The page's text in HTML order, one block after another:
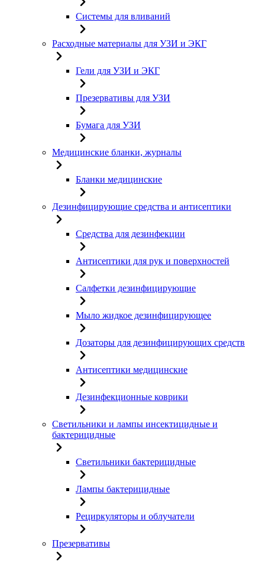
Системы для вливаний
Расходные материалы для УЗИ и ЭКГ
Гели для УЗИ и ЭКГ
Презервативы для УЗИ
Бумага для УЗИ
Медицинские бланки, журналы
Бланки медицинские
Дезинфицирующие средства и антисептики
Средства для дезинфекции
Антисептики для рук и поверхностей
Салфетки дезинфицирующие
Мыло жидкое дезинфицирующее
Дозаторы для дезинфицирующих средств
Антисептики медицинские
Дезинфекционные коврики
Светильники и лампы инсектицидные и
бактерицидные
Светильники бактерицидные
Лампы бактерицидные
Рециркуляторы и облучатели
Презервативы